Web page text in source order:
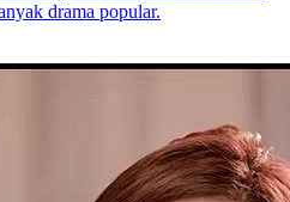
drama popular.